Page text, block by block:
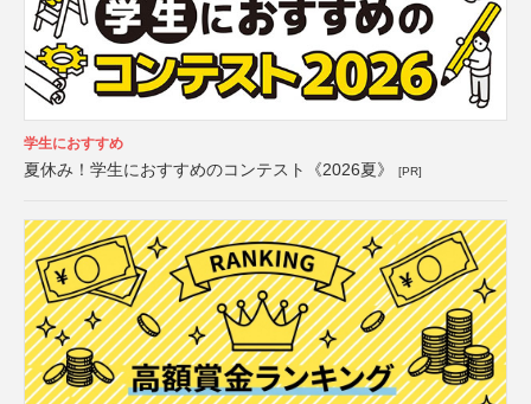
学生におすすめ
夏休み！学生におすすめのコンテスト《2026夏》 [PR]